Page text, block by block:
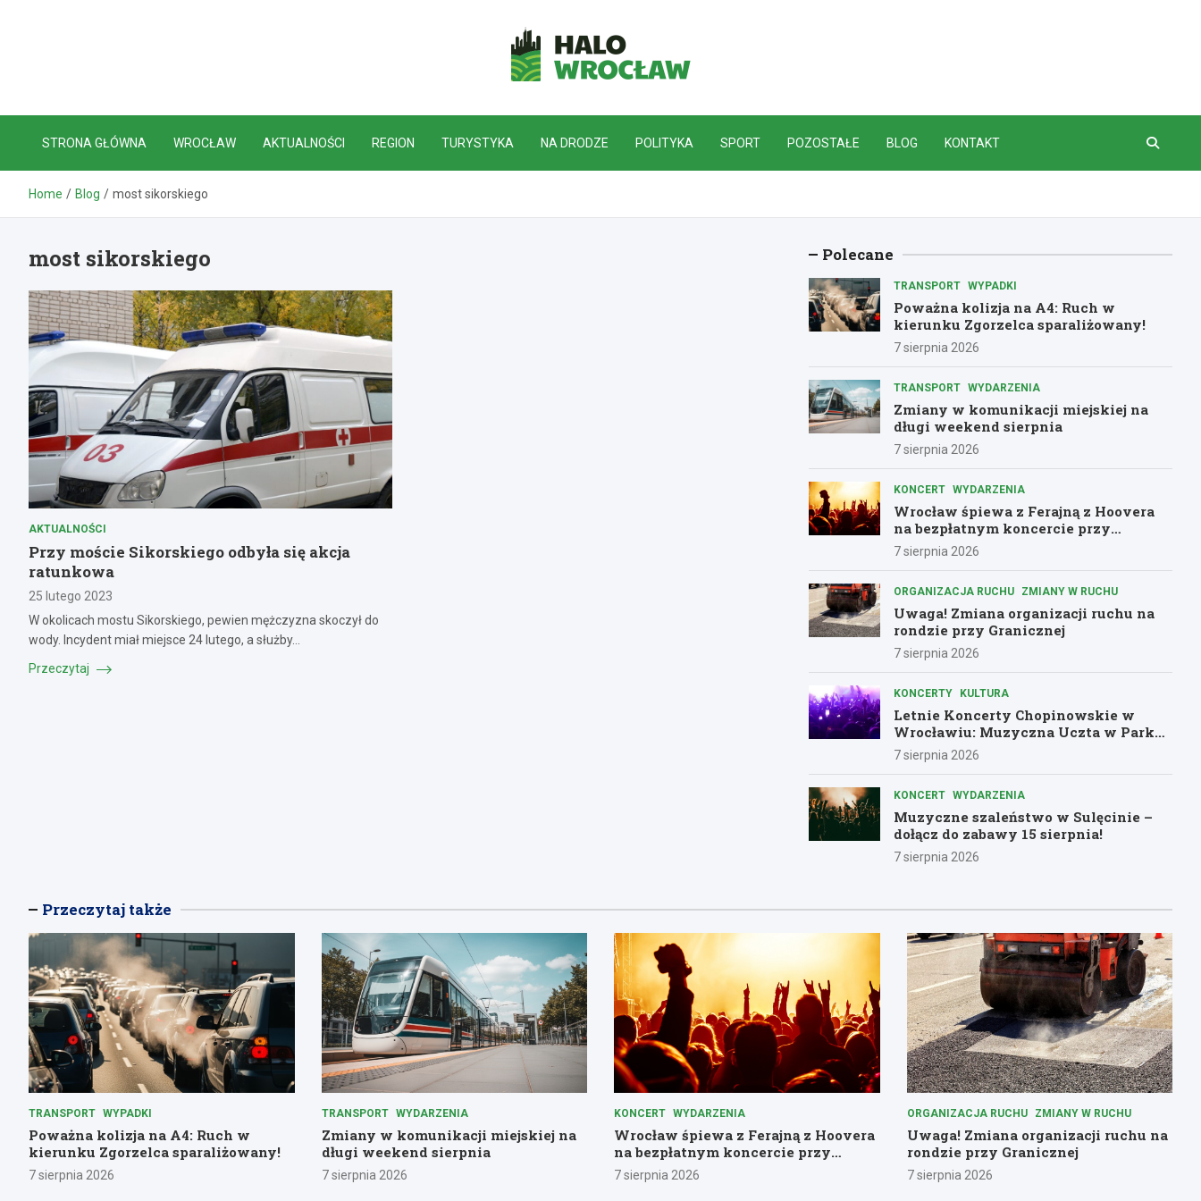
HaloWrocław.pl
STRONA GŁÓWNA WROCŁAW AKTUALNOŚCI REGION TURYSTYKA NA DRODZE POLITYKA SPORT POZOSTAŁE BLOG KONTAKT
Home Blog most sikorskiego
most sikorskiego
AKTUALNOŚCI
Przy moście Sikorskiego odbyła się akcja
ratunkowa
25 lutego 2023
W okolicach mostu Sikorskiego, pewien mężczyzna skoczył do
wody. Incydent miał miejsce 24 lutego, a służby…
Przeczytaj
Polecane
TRANSPORT WYPADKI
Poważna kolizja na A4: Ruch w
kierunku Zgorzelca sparaliżowany!
7 sierpnia 2026
TRANSPORT WYDARZENIA
Zmiany w komunikacji miejskiej na
długi weekend sierpnia
7 sierpnia 2026
KONCERT WYDARZENIA
Wrocław śpiewa z Ferajną z Hoovera
na bezpłatnym koncercie przy
Komuny Paryskiej
7 sierpnia 2026
ORGANIZACJA RUCHU ZMIANY W RUCHU
Uwaga! Zmiana organizacji ruchu na
rondzie przy Granicznej
7 sierpnia 2026
KONCERTY KULTURA
Letnie Koncerty Chopinowskie w
Wrocławiu: Muzyczna Uczta w Parku
Południowym!
7 sierpnia 2026
KONCERT WYDARZENIA
Muzyczne szaleństwo w Sulęcinie –
dołącz do zabawy 15 sierpnia!
7 sierpnia 2026
Przeczytaj także
TRANSPORT WYPADKI
Poważna kolizja na A4: Ruch w
kierunku Zgorzelca sparaliżowany!
7 sierpnia 2026
TRANSPORT WYDARZENIA
Zmiany w komunikacji miejskiej na
długi weekend sierpnia
7 sierpnia 2026
KONCERT WYDARZENIA
Wrocław śpiewa z Ferajną z Hoovera
na bezpłatnym koncercie przy
Komuny Paryskiej
7 sierpnia 2026
ORGANIZACJA RUCHU ZMIANY W RUCHU
Uwaga! Zmiana organizacji ruchu na
rondzie przy Granicznej
7 sierpnia 2026